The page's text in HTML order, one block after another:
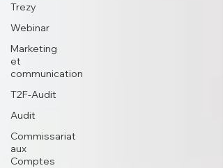
Trezy
Webinar
Marketing
et
communication
T2F-Audit
Audit
Commissariat
aux
Comptes